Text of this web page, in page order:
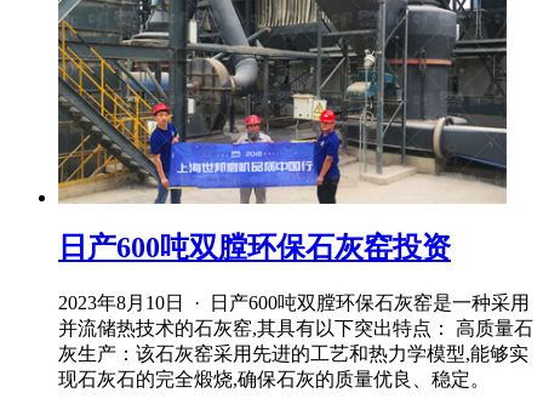
日产600吨双膛环保石灰窑投资
2023年8月10日 · 日产600吨双膛环保石灰窑是一种采用
并流储热技术的石灰窑,其具有以下突出特点： 高质量石
灰生产：该石灰窑采用先进的工艺和热力学模型,能够实
现石灰石的完全煅烧,确保石灰的质量优良、稳定。